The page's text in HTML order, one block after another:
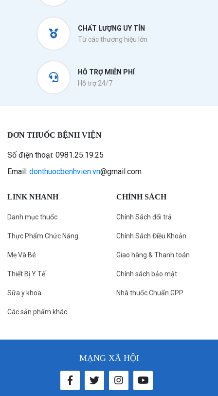
CHẤT LƯỢNG UY TÍN
Từ các thương hiệu lớn
HỖ TRỢ MIỄN PHÍ
Hỗ trợ 24/7
ĐƠN THUỐC BỆNH VIỆN
Số điện thoại: 0981.25.19.25
Email: donthuocbenhvien.vn@gmail.com
LINK NHANH
Danh mục thuốc
Thực Phẩm Chức Năng
Mẹ Và Bé
Thiết Bị Y Tế
Sữa y khoa
Các sản phẩm khác
CHÍNH SÁCH
Chính Sách đổi trả
Chính Sách Điều Khoản
Giao hàng & Thanh toán
Chính sách bảo mật
Nhà thuốc Chuẩn GPP
MẠNG XÃ HỘI